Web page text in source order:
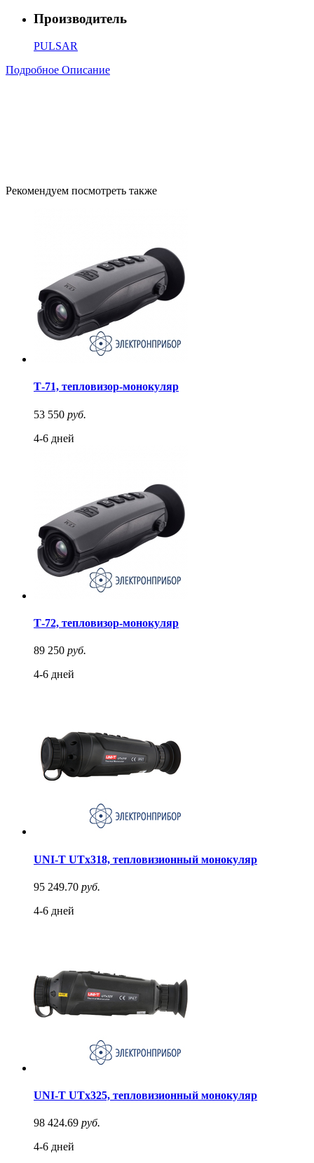
Производитель
PULSAR
Подробное Описание
Рекомендуем посмотреть также
Т-71, тепловизор-монокуляр
53 550 руб.
4-6 дней
Т-72, тепловизор-монокуляр
89 250 руб.
4-6 дней
UNI-T UTx318, тепловизионный монокуляр
95 249.70 руб.
4-6 дней
UNI-T UTx325, тепловизионный монокуляр
98 424.69 руб.
4-6 дней